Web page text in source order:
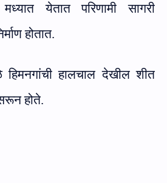
येतात परिणामी सागरी
होतात.
हिमनगांची हालचाल देखील शीत
होते.